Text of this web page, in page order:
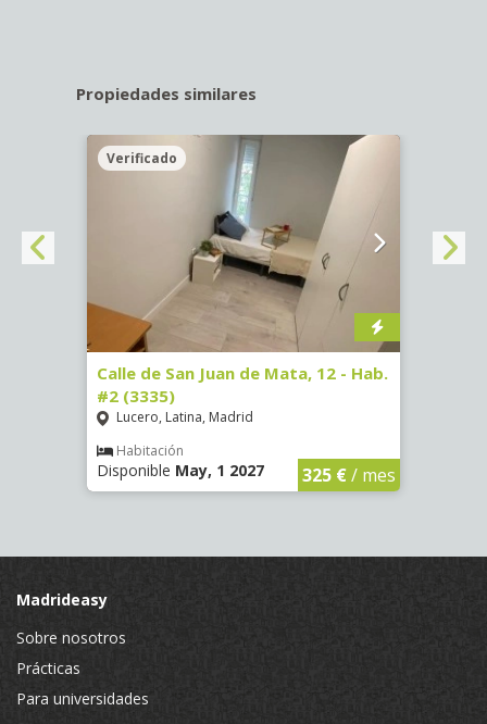
Propiedades similares
Verificado
Calle de San Juan de Mata, 12 - Hab.
#2 (3335)
Lucero, Latina, Madrid
Habitación
Disponible May, 1 2027 325 €/ mes
Madrideasy
Sobre nosotros
Prácticas
Para universidades